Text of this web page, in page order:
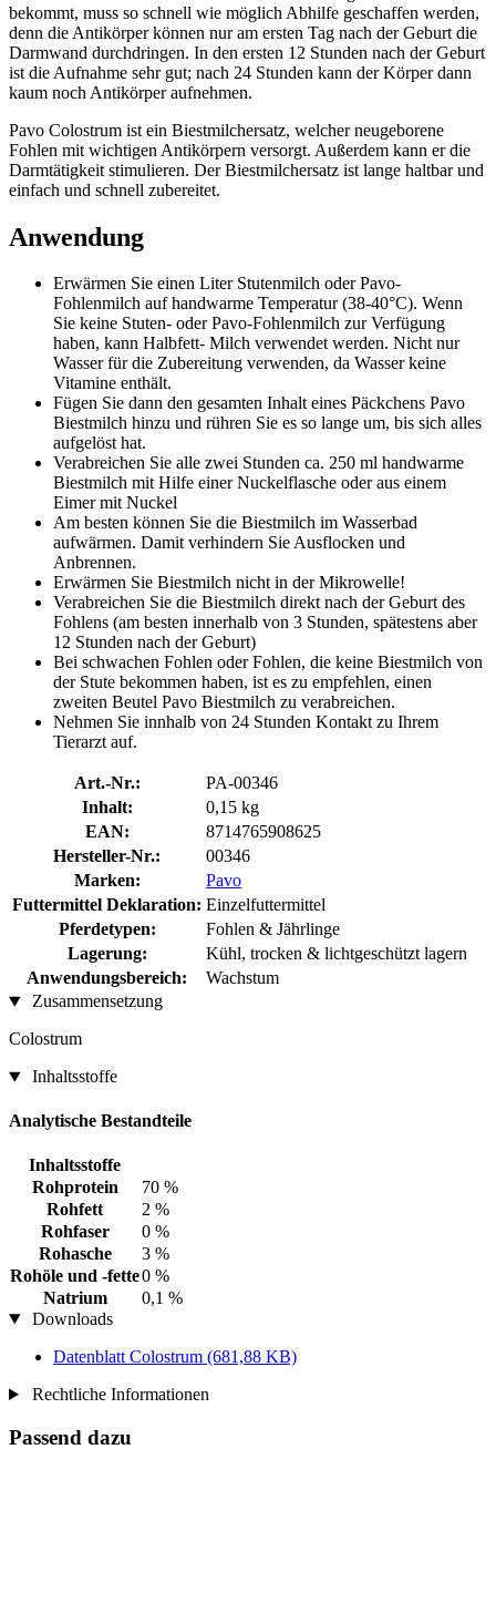
bekommt, muss so schnell wie möglich Abhilfe geschaffen werden,
denn die Antikörper können nur am ersten Tag nach der Geburt die
Darmwand durchdringen. In den ersten 12 Stunden nach der Geburt
ist die Aufnahme sehr gut; nach 24 Stunden kann der Körper dann
kaum noch Antikörper aufnehmen.
Pavo Colostrum ist ein Biestmilchersatz, welcher neugeborene
Fohlen mit wichtigen Antikörpern versorgt. Außerdem kann er die
Darmtätigkeit stimulieren. Der Biestmilchersatz ist lange haltbar und
einfach und schnell zubereitet.
Anwendung
Erwärmen Sie einen Liter Stutenmilch oder Pavo-
Fohlenmilch auf handwarme Temperatur (38-40°C). Wenn
Sie keine Stuten- oder Pavo-Fohlenmilch zur Verfügung
haben, kann Halbfett- Milch verwendet werden. Nicht nur
Wasser für die Zubereitung verwenden, da Wasser keine
Vitamine enthält.
Fügen Sie dann den gesamten Inhalt eines Päckchens Pavo
Biestmilch hinzu und rühren Sie es so lange um, bis sich alles
aufgelöst hat.
Verabreichen Sie alle zwei Stunden ca. 250 ml handwarme
Biestmilch mit Hilfe einer Nuckelflasche oder aus einem
Eimer mit Nuckel
Am besten können Sie die Biestmilch im Wasserbad
aufwärmen. Damit verhindern Sie Ausflocken und
Anbrennen.
Erwärmen Sie Biestmilch nicht in der Mikrowelle!
Verabreichen Sie die Biestmilch direkt nach der Geburt des
Fohlens (am besten innerhalb von 3 Stunden, spätestens aber
12 Stunden nach der Geburt)
Bei schwachen Fohlen oder Fohlen, die keine Biestmilch von
der Stute bekommen haben, ist es zu empfehlen, einen
zweiten Beutel Pavo Biestmilch zu verabreichen.
Nehmen Sie innhalb von 24 Stunden Kontakt zu Ihrem
Tierarzt auf.
Art.-Nr.:
PA-00346
Inhalt:
0,15 kg
EAN:
8714765908625
Hersteller-Nr.:
00346
Marken:
Pavo
Futtermittel Deklaration: Einzelfuttermittel
Pferdetypen:
Fohlen & Jährlinge
Lagerung:
Kühl, trocken & lichtgeschützt lagern
Anwendungsbereich:
Wachstum
Zusammensetzung
Colostrum
Inhaltsstoffe
Analytische Bestandteile
Inhaltsstoffe
Rohprotein
70 %
Rohfett
2 %
Rohfaser
0 %
Rohasche
3 %
Rohöle und -fette0 %
Natrium
0,1 %
Downloads
Datenblatt Colostrum (681,88 KB)
Rechtliche Informationen
Passend dazu